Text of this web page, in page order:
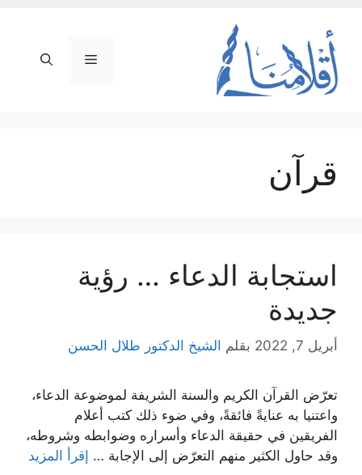
المحتوى
القائمة
قرآن
استجابة الدعاء … رؤية
جديدة
أبريل 7, 2022 بقلم الشیخ الدكتور طلال الحسن
تعرّض القرآن الكريم والسنة الشريفة لموضوعة الدعاء،
واعتنيا به عنايةً فائقةً، وفي ضوء ذلك كتب أعلام
الفريقين في حقيقة الدعاء وأسراره وضوابطه وشروطه،
وقد حاول الكثير منهم التعرّض إلى الإجابة … إقرأ المزيد